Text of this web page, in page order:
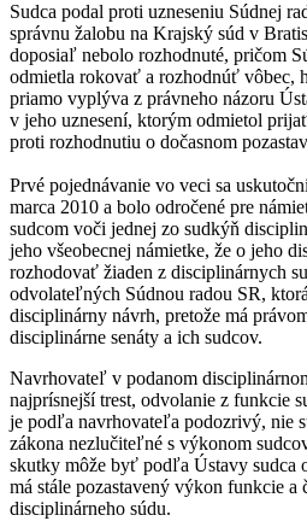
Sudca podal proti uzneseniu Súdnej
správnu žalobu na Krajský súd v
doposiaľ nebolo rozhodnuté, pričom
odmietla rokovať a rozhodnúť vôbec,
priamo vyplýva z právneho názoru
v jeho uznesení, ktorým odmietol
proti rozhodnutiu o dočasnom
Prvé pojednávanie vo veci sa
marca 2010 a bolo odročené pre
sudcom voči jednej zo sudkýň
jeho všeobecnej námietke, že o jeho
rozhodovať žiaden z disciplinárnych
odvolateľných Súdnou radou SR,
disciplinárny návrh, pretože má
disciplinárne senáty a ich sudcov.
Navrhovateľ v podanom
najprísnejší trest, odvolanie z funkcie
je podľa navrhovateľa podozrivý, nie
zákona nezlučiteľné s výkonom
skutky môže byť podľa Ústavy sudca
má stále pozastavený výkon funkcie a
disciplinárneho súdu.